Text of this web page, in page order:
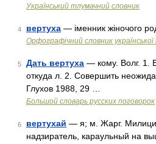
Український тлумачний словник
4 вертуха — іменник жіночого
Орфографічний словник української
5 Дать вертуха — кому. Волг. 1.
откуда л. 2. Совершить
Глухов 1988, 29 …
Большой словарь русских поговорок
6 вертухай — я; м. Жарг.
надзиратель, караульный на